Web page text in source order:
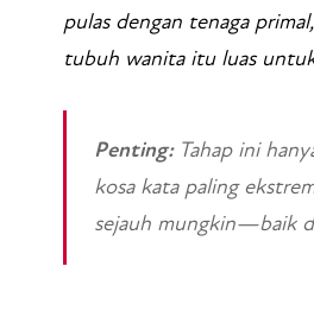
pulas dengan tenaga
tubuh wanita itu luas
Penting:Tahap ini
kosa kata paling
sejauh mungkin—baik